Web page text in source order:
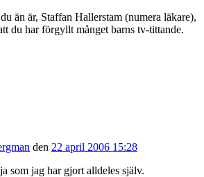
än är, Staffan Hallerstam (numera läkare),
du har förgyllt månget barns tv-tittande.
den 22 april 2006 15:28
som jag har gjort alldeles själv.